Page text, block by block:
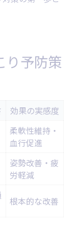
り予防策
効果の実感度
柔軟性維持・
血行促進
姿勢改善・疲
労軽減
根本的な改善